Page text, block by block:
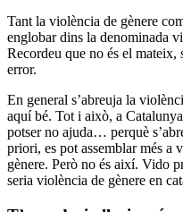
Tant la violència de gènere
englobar dins la denominada
Recordeu que no és el mateix,
error.
En general s’abreuja la
aquí bé. Tot i això, a
potser no ajuda… perquè
priori, es pot assemblar més a
gènere. Però no és així. Vido
seria violència de gènere en